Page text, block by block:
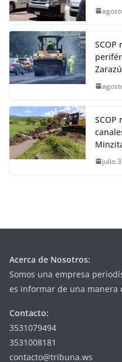
SCOP
julio
Acerca de Nosotros:
Somos una empresa
es informar de una manera
Contacto:
3531079494
3531008181
contacto@tribuna.ws